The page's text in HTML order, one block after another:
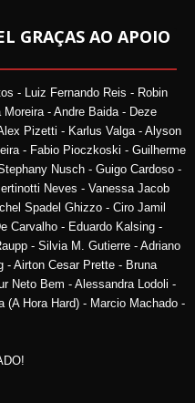
GRAÇAS AO APOIO
- Luiz Fernando Reis - Robin
- Andre Baida - Deze
Pizetti - Karlus Valga - Alyson
- Fabio Pioczkoski - Guilherme
Nusch - Guigo Cardoso -
Neves - Vanessa Jacob
Spadel Ghizzo - Ciro Jamil
Carvalho - Eduardo Kalsing -
- Silvia M. Gutierre - Adriano
- Airton Cesar Prette - Bruna
Neto Bem - Alessandra Lodoli -
(A Hora Hard) - Marcio Machado -